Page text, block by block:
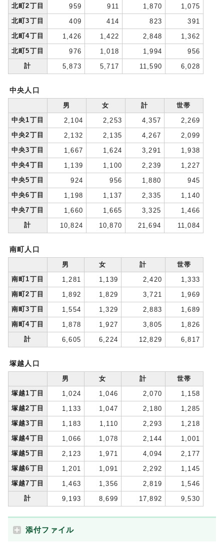
北町2丁目
959 911 1,870
1,075
北町3丁目
409 414 823
391
北町4丁目
1,426 1,422 2,848
1,362
北町5丁目
976 1,018 1,994
956
計
5,873 5,717 11,590 6,028
中央人口
男 女 計
世帯
中央1丁目
2,104 2,253 4,357
2,269
中央2丁目
2,132 2,135 4,267
2,099
中央3丁目
1,667 1,624 3,291
1,938
中央4丁目
1,139 1,100 2,239
1,227
中央5丁目
924 956 1,880
945
中央6丁目
1,198 1,137 2,335
1,140
中央7丁目
1,660 1,665 3,325
1,466
計
10,824 10,870 21,694 11,084
南町人口
男 女 計
世帯
南町1丁目
1,281 1,139 2,420
1,333
南町2丁目
1,892 1,829 3,721
1,969
南町3丁目
1,554 1,329 2,883
1,689
南町4丁目
1,878 1,927 3,805
1,826
計
6,605 6,224 12,829 6,817
塚越人口
男 女 計
世帯
塚越1丁目
1,024 1,046 2,070
1,158
塚越2丁目
1,133 1,047 2,180
1,285
塚越3丁目
1,183 1,110 2,293
1,218
塚越4丁目
1,066 1,078 2,144
1,001
塚越5丁目
2,123 1,971 4,094
2,177
塚越6丁目
1,201 1,091 2,292
1,145
塚越7丁目
1,463 1,356 2,819
1,546
計
9,193 8,699 17,892 9,530
添付ファイル